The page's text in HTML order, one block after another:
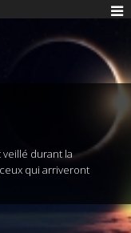
veillé durant la
qui arriveront